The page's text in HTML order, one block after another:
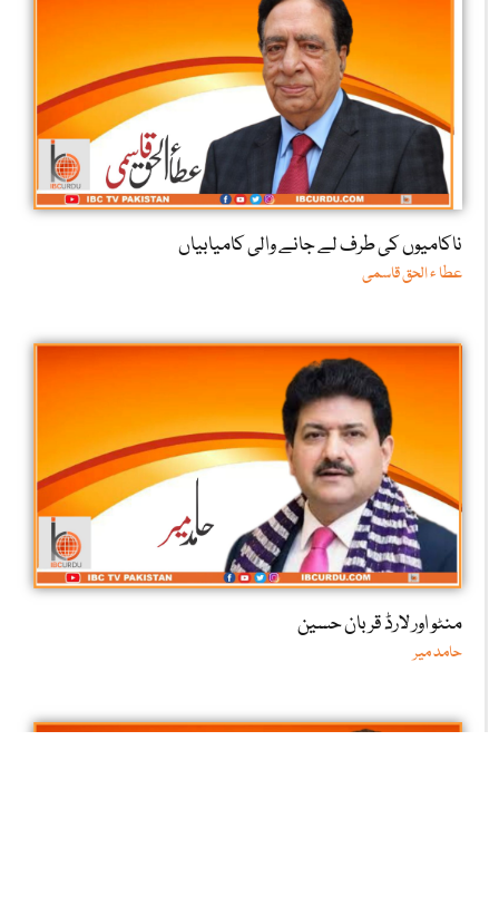
ناکامیوں کی طرف لے جانے والی کامیابیاں
عطا ء الحق قاسمی
منٹو اور لارڈ قربان حسین
حامد میر